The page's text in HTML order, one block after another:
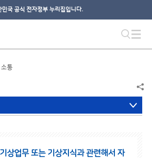
민국 공식 전자정부 누리집입니다.
소통
상업무 또는 기상지식과 관련해서 자